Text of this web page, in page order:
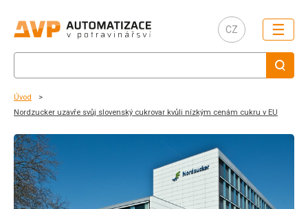
CZ ☰
Úvod
Nordzucker uzavře svůj slovenský cukrovar kvůli nízkým cenám cukru v EU